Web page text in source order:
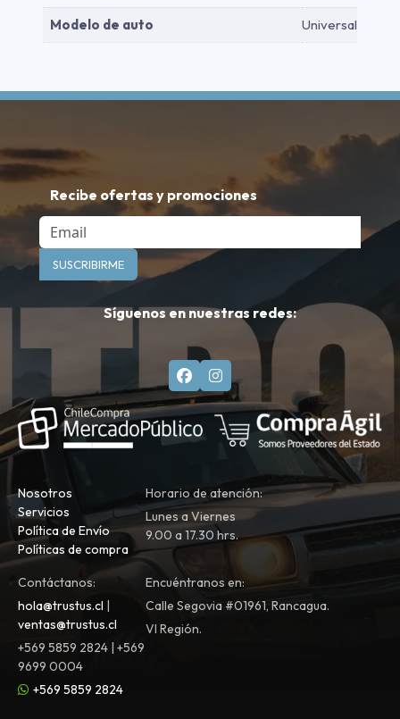
cantidad
Modelo de auto Universal
Recibe ofertas y promociones
Email
SUSCRIBIRME
Síguenos en nuestras redes:
Nosotros
Servicios
Política de Envío
Políticas de compra
Horario de atención:
Lunes a Viernes
9.00 a 17.30 hrs.
Contáctanos:
hola@trustus.cl |
ventas@trustus.cl
+569 5859 2824 | +569
9699 0004
+569 5859 2824
Encuéntranos en:
Calle Segovia #01961, Rancagua.
VI Región.